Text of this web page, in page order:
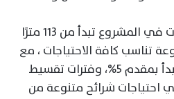
وأوضح أن مساحات الوحدات في المشروع تبدأ من ١١٣ مترًا
تناسب كافة الاحتياجات ، مع
تقديم أنظمة سداد مرنة تبدأ بمقدم 5%، وفترات تقسيط
يلبي احتياجات شرائح متنوعة من